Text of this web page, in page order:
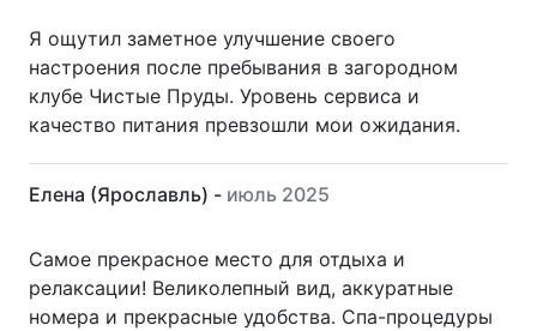
Я ощутил заметное улучшение своего
настроения после пребывания в загородном
клубе Чистые Пруды. Уровень сервиса и
качество питания превзошли мои ожидания.
Елена (Ярославль) - июль 2025
Самое прекрасное место для отдыха и
релаксации! Великолепный вид, аккуратные
номера и прекрасные удобства. Спа-процедуры